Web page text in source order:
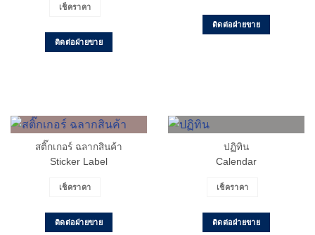
เช็คราคา
ติดต่อฝ่ายขาย
ติดต่อฝ่ายขาย
สติ๊กเกอร์ ฉลากสินค้า
Sticker Label
เช็คราคา
ติดต่อฝ่ายขาย
ปฏิทิน
Calendar
เช็คราคา
ติดต่อฝ่ายขาย